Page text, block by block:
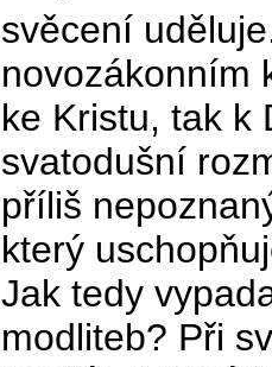
svěcení
novozákonním
ke Kristu, tak k
svatodušní
příliš
který
Jak tedy
modliteb? Při